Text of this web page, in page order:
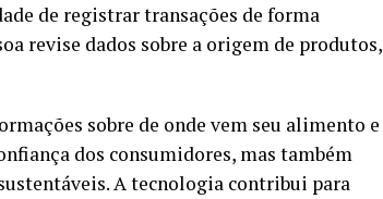
de registrar transações de forma
revise dados sobre a origem de produtos,
sobre de onde vem seu alimento e
dos consumidores, mas também
A tecnologia contribui para